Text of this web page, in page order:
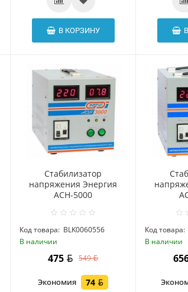
В КОРЗИНУ
Стабилизатор
напряжения Энергия
ACH-5000
Код товара: BLK0060556
В наличии
475 549
Экономия 74
Код товара:
В наличии